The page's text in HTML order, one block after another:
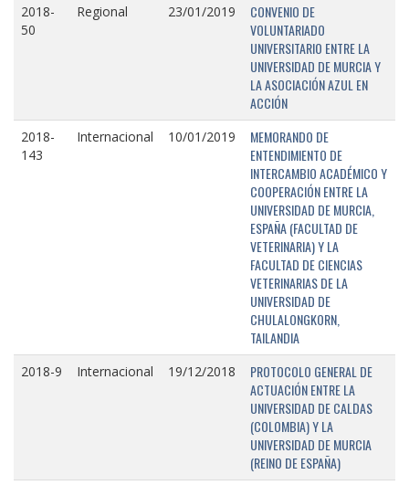
2018-
50
Regional 23/01/2019
CONVENIO DE
VOLUNTARIADO
UNIVERSITARIO ENTRE LA
UNIVERSIDAD DE MURCIA Y
LA ASOCIACIÓN AZUL EN
ACCIÓN
2018-
143
Internacional 10/01/2019
MEMORANDO DE
ENTENDIMIENTO DE
INTERCAMBIO ACADÉMICO Y
COOPERACIÓN ENTRE LA
UNIVERSIDAD DE MURCIA,
ESPAÑA (FACULTAD DE
VETERINARIA) Y LA
FACULTAD DE CIENCIAS
VETERINARIAS DE LA
UNIVERSIDAD DE
CHULALONGKORN,
TAILANDIA
2018-9 Internacional 19/12/2018
PROTOCOLO GENERAL DE
ACTUACIÓN ENTRE LA
UNIVERSIDAD DE CALDAS
(COLOMBIA) Y LA
UNIVERSIDAD DE MURCIA
(REINO DE ESPAÑA)